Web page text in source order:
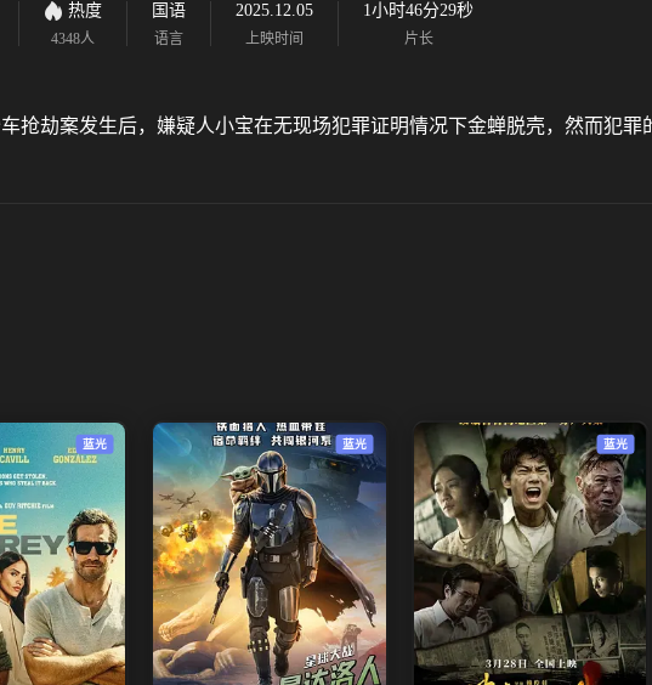
热度
4348人
国语
语言
2025.12.05
上映时间
1小时46分29秒
片长
抢劫案发生后，嫌疑人小宝在无现场犯罪证明情况下金蝉脱壳，然而犯
蓝光 蓝光 蓝光